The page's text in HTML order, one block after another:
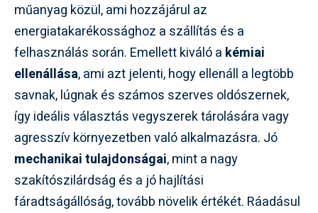
műanyag közül, ami hozzájárul az
energiatakarékossághoz a szállítás és a
felhasználás során. Emellett kiváló a kémiai
ellenállása, ami azt jelenti, hogy ellenáll a legtöbb
savnak, lúgnak és számos szerves oldószernek,
így ideális választás vegyszerek tárolására vagy
agresszív környezetben való alkalmazásra. Jó
mechanikai tulajdonságai, mint a nagy
szakítószilárdság és a jó hajlítási
fáradtságállóság, tovább növelik értékét. Ráadásul